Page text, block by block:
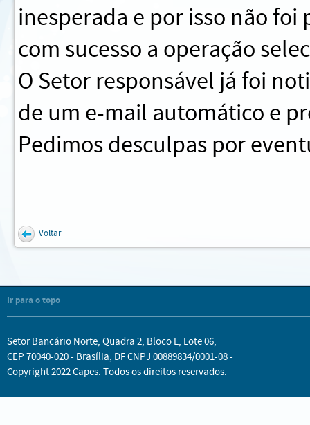
inesperada e por isso não foi
com sucesso a operação
O Setor responsável já foi
de um e-mail automático e
Pedimos desculpas por
Voltar
Ir para o topo
Setor Bancário Norte, Quadra 2, Bloco L, Lote 06,
CEP 70040-020 - Brasília, DF CNPJ 00889834/0001-08 -
Copyright 2022 Capes. Todos os direitos reservados.